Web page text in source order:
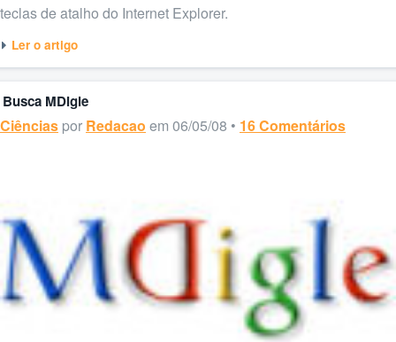
teclas de atalho do Internet Explorer.
Ler o artigo
Busca MDigle
Ciências por Redacao em 06/05/08 • 16 Comentários